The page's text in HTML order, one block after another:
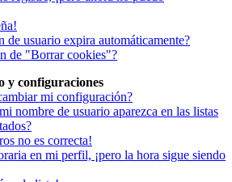
de usuario expira automáticamente?
de "Borrar cookies"?
y configuraciones
mi configuración?
nombre de usuario aparezca en las listas
no es correcta!
en mi perfil, ¡pero la hora sigue siendo